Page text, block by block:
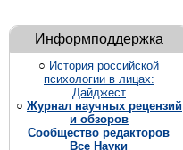
Информподдержка
○ История российской
психологии в лицах:
Дайджест
○ Журнал научных рецензий
и обзоров
Сообщество редакторов
Все Науки